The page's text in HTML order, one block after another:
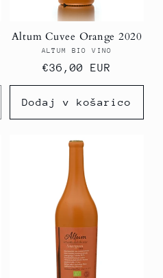
Altum Cuvee Orange 2020
Ponudnik:
ALTUM BIO VINO
Redna
cena
€36,00 EUR
Dodaj v košarico